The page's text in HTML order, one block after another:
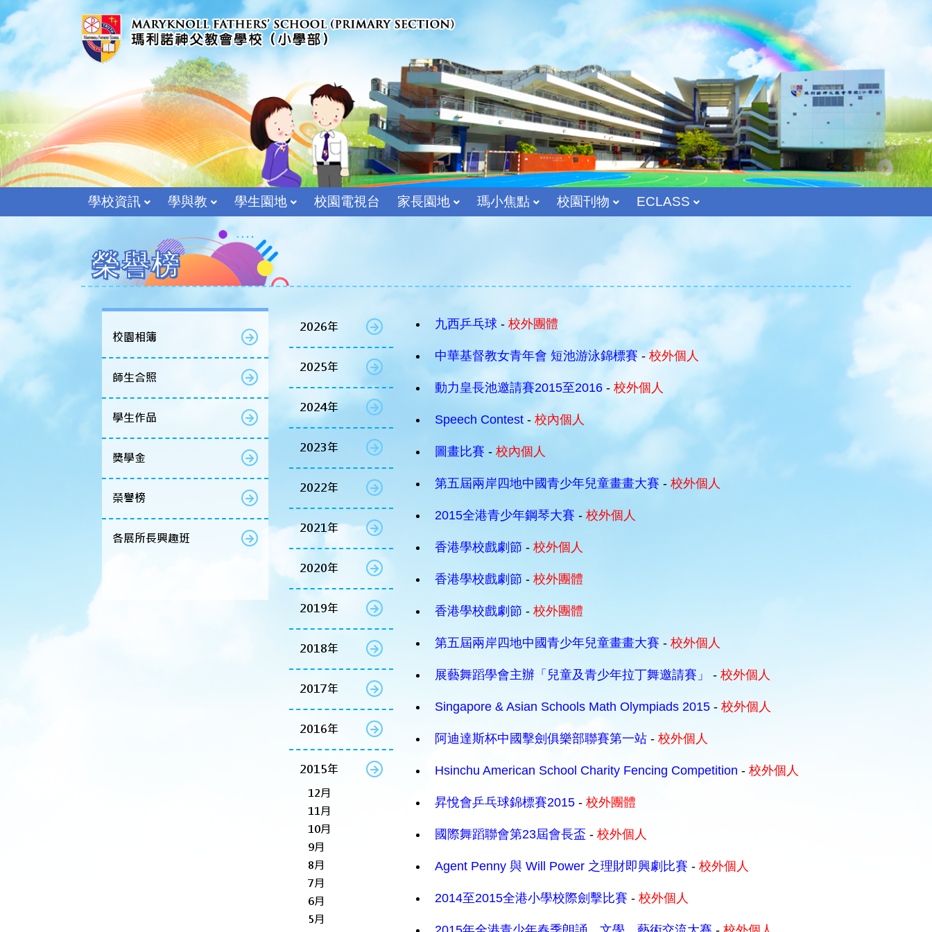
學校資訊 學與教 學生園地 校園電視台 家長園地 瑪小焦點 校園刊物 ECLASS
榮譽榜
校園相簿
師生合照
學生作品
獎學金
榮譽榜
各展所長興趣班
2026年
2025年
2024年
2023年
2022年
2021年
2020年
2019年
2018年
2017年
2016年
2015年
12月
11月
10月
9月
8月
7月
6月
5月
九西乒乓球 - 校外團體
中華基督教女青年會 短池游泳錦標賽-校外個人
動力皇長池邀請賽2015至2016 - 校外個人
Speech Contest - 校內個人
圖畫比賽 - 校內個人
第五屆兩岸四地中國青少年兒童畫畫大賽 - 校外個人
2015全港青少年鋼琴大賽 - 校外個人
香港學校戲劇節 - 校外個人
香港學校戲劇節 - 校外團體
香港學校戲劇節 - 校外團體
第五屆兩岸四地中國青少年兒童畫畫大賽 - 校外個人
展藝舞蹈學會主辦「兒童及青少年拉丁舞邀請賽」 - 校外個人
Singapore & Asian Schools Math Olympiads 2015 - 校外個人
阿迪達斯杯中國擊劍俱樂部聯賽第一站 - 校外個人
Hsinchu American School Charity Fencing Competition - 校外個人
昇悅會乒乓球錦標賽2015 - 校外團體
國際舞蹈聯會第23屆會長盃 - 校外個人
Agent Penny 與 Will Power 之理財即興劇比賽 - 校外個人
2014至2015全港小學校際劍擊比賽 - 校外個人